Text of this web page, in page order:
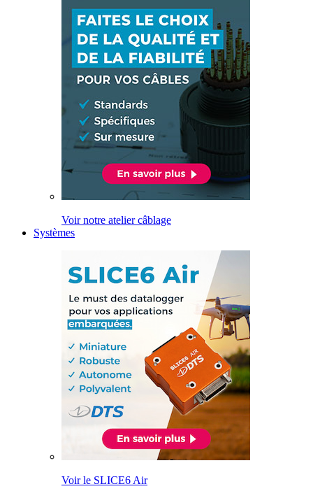
Voir notre atelier câblage
Systèmes
Voir le SLICE6 Air